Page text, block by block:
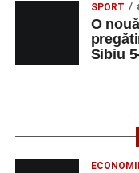
SPORT
O
Sibiu